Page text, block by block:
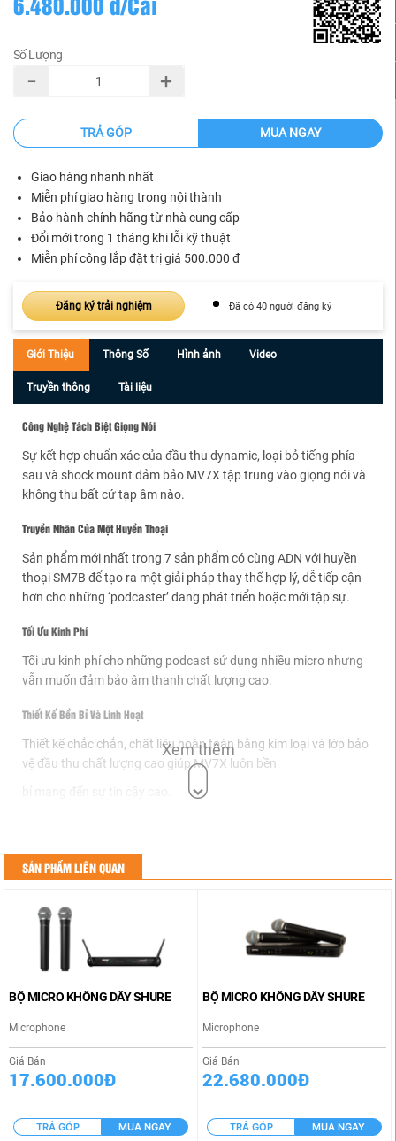
Số Lượng
TRẢ GÓP MUA NGAY
Giao hàng nhanh nhất
Miễn phí giao hàng trong nội thành
Bảo hành chính hãng từ nhà cung cấp
Đổi mới trong 1 tháng khi lỗi kỹ thuật
Miễn phí công lắp đặt trị giá 500.000 đ
Đăng ký trải nghiệm Đã có 40 người đăng ký
Giới Thiệu Thông Số Hình ảnh Video
Truyền thông Tài liệu
Công Nghệ Tách Biệt Giọng Nói
Sự kết hợp chuẩn xác của đầu thu dynamic, loại bỏ tiếng phía
sau và shock mount đảm bảo MV7X tập trung vào giọng nói và
không thu bất cứ tạp âm nào.
Truyền Nhân Của Một Huyền Thoại
Sản phẩm mới nhất trong 7 sản phẩm có cùng ADN với huyền
thoại SM7B để tạo ra một giải pháp thay thế hợp lý, dễ tiếp cận
hơn cho những ‘podcaster’ đang phát triển hoặc mới tập sự.
Tối Ưu Kinh Phí
Tối ưu kinh phí cho những podcast sử dụng nhiều micro nhưng
vẫn muốn đảm bảo âm thanh chất lượng cao.
Thiết Kế Bền Bỉ Và Linh Hoạt
Thiết kế chắc chắn, chất liệu hoàn toàn bằng kim loại và lớp bảo
vệ đầu thu chất lượng cao giúp MV7X luôn bền
Xem thêm
SẢN PHẨM LIÊN QUAN
BỘ MICRO KHÔNG DÂY SHURE
Microphone
Giá Bán
17.600.000Đ
TRẢ GÓP MUA NGAY
BỘ MICRO KHÔNG DÂY SHURE
Microphone
Giá Bán
22.680.000Đ
TRẢ GÓP MUA NGAY